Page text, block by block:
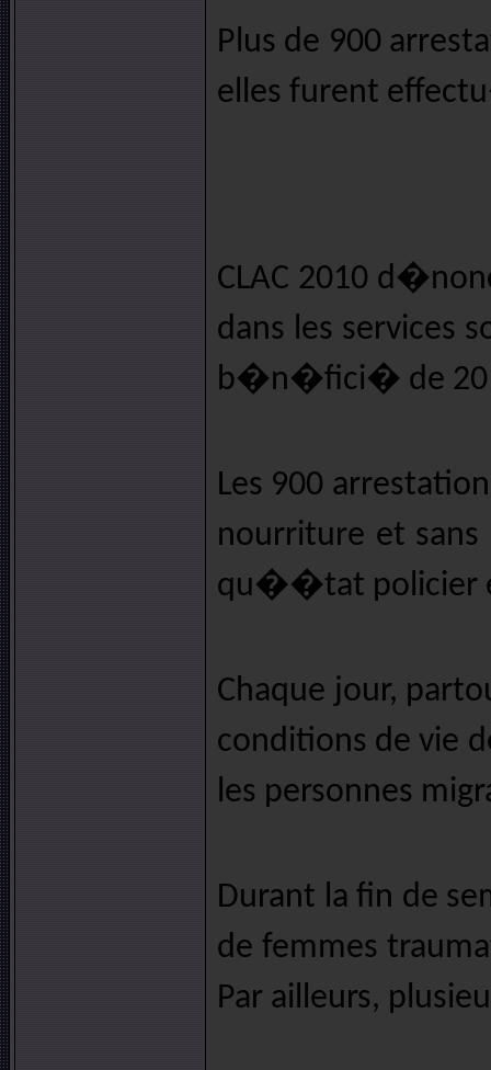
Plus de 900
elles furent
CLAC 2010
dans les services
b�n�fici� de 20
Les 900
nourriture et
qu��tat policier
Chaque jour,
conditions de vie
les personnes
Durant la fin de
de femmes
Par ailleurs,